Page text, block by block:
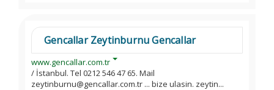
Gencallar Zeytinburnu Gencallar
www.gencallar.com.tr
/ İstanbul. Tel 0212 546 47 65. Mail
zeytinburnu@gencallar.com.tr ... bize ulasin. zeytin...